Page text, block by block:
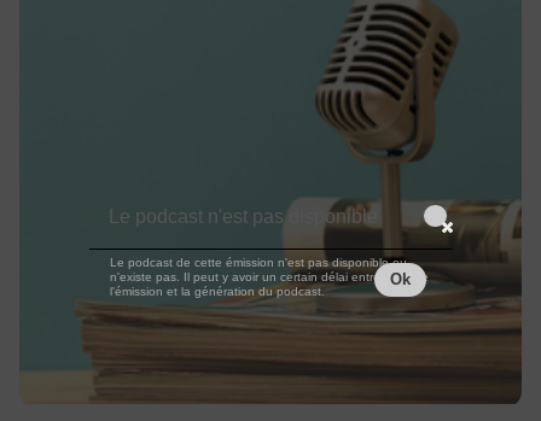
Le podcast n'est pas disponible
Le podcast de cette émission n'est pas disponible ou
n'existe pas. Il peut y avoir un certain délai entre la fin de
l'émission et la génération du podcast.
Ok